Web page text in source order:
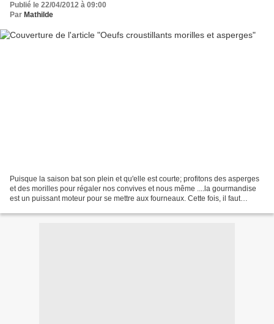
Publié le 22/04/2012 à 09:00
Par Mathilde
Puisque la saison bat son plein et qu'elle est courte; profitons des asperges
et des morilles pour régaler nos convives et nous même ....la gourmandise
est un puissant moteur pour se mettre aux fourneaux. Cette fois, il faut